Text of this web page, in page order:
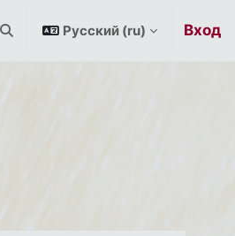
Изменить данные поисковой
Русский ‎(ru)‎ Вход